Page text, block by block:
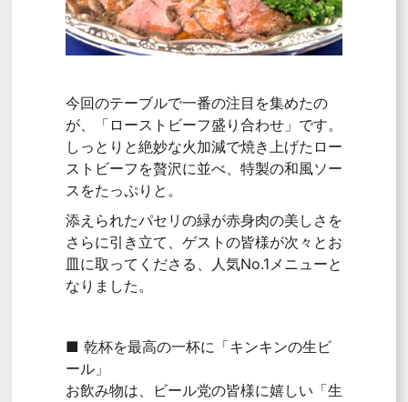
今回のテーブルで一番の注目を集めたの
が、「ローストビーフ盛り合わせ」です。
しっとりと絶妙な火加減で焼き上げたロー
ストビーフを贅沢に並べ、特製の和風ソー
スをたっぷりと。
添えられたパセリの緑が赤身肉の美しさを
さらに引き立て、ゲストの皆様が次々とお
皿に取ってくださる、人気No.1メニューと
なりました。
■ 乾杯を最高の一杯に「キンキンの生ビ
ール」
お飲み物は、ビール党の皆様に嬉しい「生